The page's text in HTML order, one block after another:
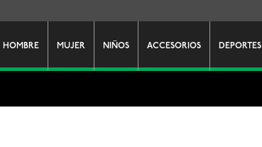
HOMBRE MUJER NIÑOS ACCESORIOS DEPORTES